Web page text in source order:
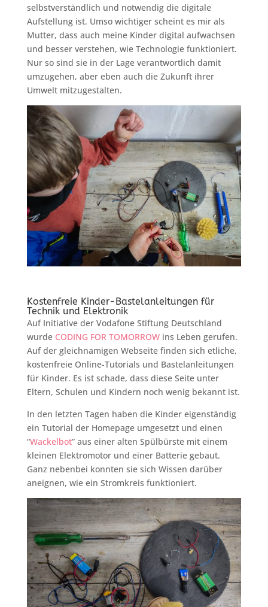
selbstverständlich und notwendig die digitale
Aufstellung ist. Umso wichtiger scheint es mir als
Mutter, dass auch meine Kinder digital aufwachsen
und besser verstehen, wie Technologie funktioniert.
Nur so sind sie in der Lage verantwortlich damit
umzugehen, aber eben auch die Zukunft ihrer
Umwelt mitzugestalten.
Kostenfreie Kinder-Bastelanleitungen für
Technik und Elektronik
Auf Initiative der Vodafone Stiftung Deutschland
wurde CODING FOR TOMORROWins Leben gerufen.
Auf der gleichnamigen Webseite finden sich etliche,
kostenfreie Online-Tutorials und Bastelanleitungen
für Kinder. Es ist schade, dass diese Seite unter
Eltern, Schulen und Kindern noch wenig bekannt ist.
In den letzten Tagen haben die Kinder eigenständig
ein Tutorial der Homepage umgesetzt und einen
“Wackelbot” aus einer alten Spülbürste mit einem
kleinen Elektromotor und einer Batterie gebaut.
Ganz nebenbei konnten sie sich Wissen darüber
aneignen, wie ein Stromkreis funktioniert.